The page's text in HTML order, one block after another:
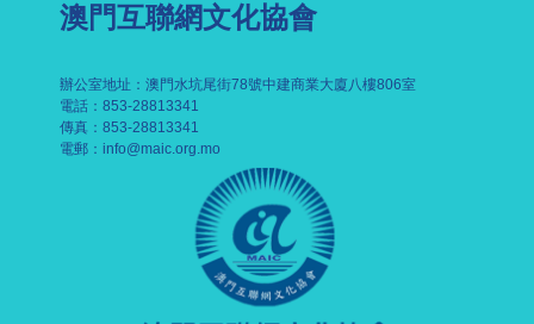
澳門互聯網文化協會
辦公室地址：澳門水坑尾街78號中建商業大廈八樓806室
電話：853-28813341
傳真：853-28813341
電郵： info@maic.org.mo